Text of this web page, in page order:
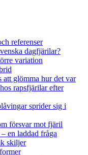
referenser
dagfjärilar?
variation
att glömma hur det var
rapsfjärilar efter
sprider sig i
försvar mot fjäril
en laddad fråga
skiljer